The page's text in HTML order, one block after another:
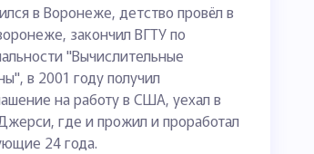
в Воронеже, детство провёл в
закончил ВГТУ по
"Вычислительные
в 2001 году получил
на работу в США, уехал в
где и прожил и проработал
24 года.